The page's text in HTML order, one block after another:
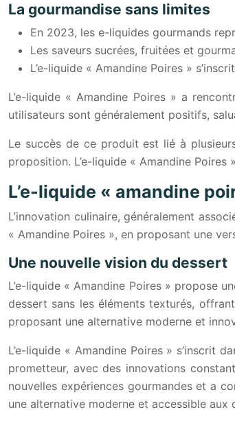
La gourmandise sans limites
En 2023, les e-liquides gourmands
Les saveurs sucrées, fruitées et
L’e-liquide « Amandine Poires »
L’e-liquide « Amandine Poires » a
utilisateurs sont généralement positifs,
Le succès de ce produit est lié à
proposition. L’e-liquide « Amandine
L’e-liquide « amandine
L’innovation culinaire, généralement
« Amandine Poires », en proposant une
Une nouvelle vision du dessert
L’e-liquide « Amandine Poires » propose
dessert sans les éléments texturés,
proposant une alternative moderne et
L’e-liquide « Amandine Poires » s’inscrit
prometteur, avec des innovations
nouvelles expériences gourmandes et a
une alternative moderne et accessible aux